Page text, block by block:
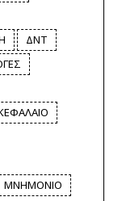
ΔΝΤ
ΜΝΗΜΟΝΙΟ